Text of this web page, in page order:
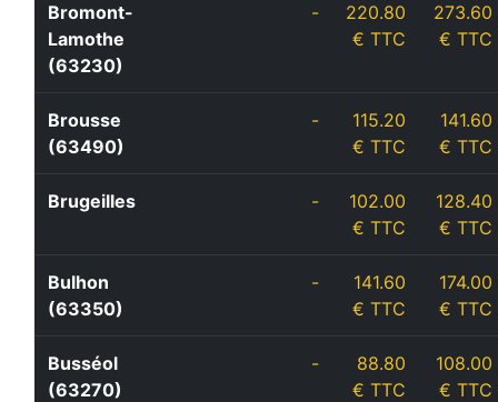
Bromont-
Lamothe
(63230)
-
220.80
€ TTC
273.60
€ TTC
Brousse
(63490)
-
115.20
€ TTC
141.60
€ TTC
Brugeilles -
102.00
€ TTC
128.40
€ TTC
Bulhon
(63350)
-
141.60
€ TTC
174.00
€ TTC
Busséol
(63270)
-
88.80
€ TTC
108.00
€ TTC